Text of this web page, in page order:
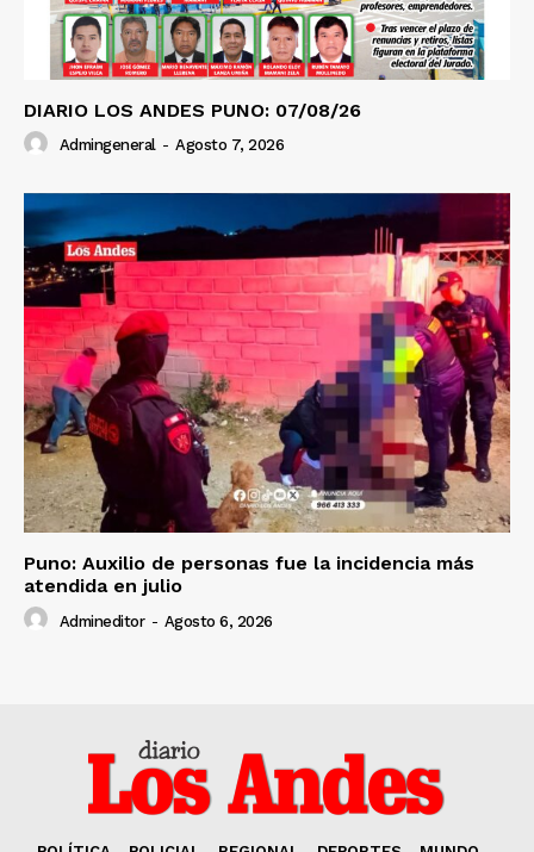
DIARIO LOS ANDES PUNO: 07/08/26
Admingeneral - Agosto 7, 2026
Puno: Auxilio de personas fue la incidencia más
atendida en julio
Admineditor - Agosto 6, 2026